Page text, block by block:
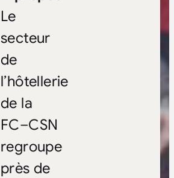
Le
secteur
de
l’hôtellerie
de la
FC–CSN
regroupe
près de